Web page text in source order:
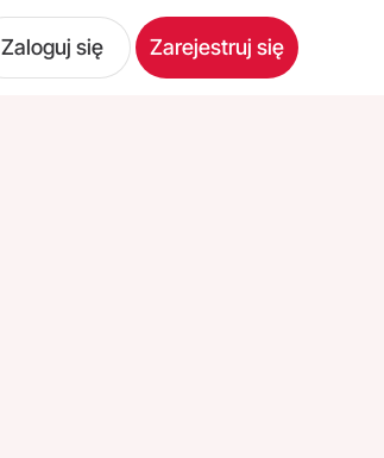
Zaloguj się Zarejestruj się